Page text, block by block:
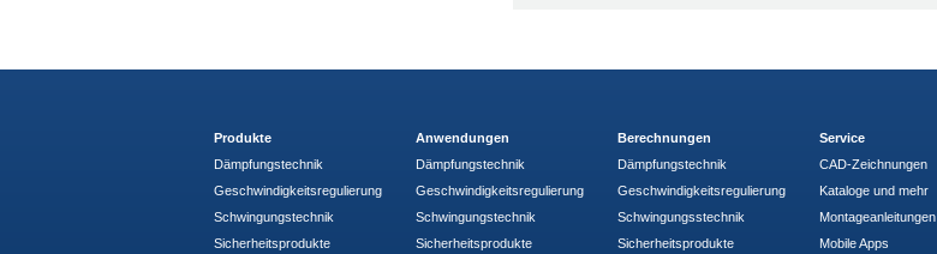
Produkte
Dämpfungstechnik
Geschwindigkeitsregulierung
Schwingungstechnik
Sicherheitsprodukte
Anwendungen
Dämpfungstechnik
Geschwindigkeitsregulierung
Schwingungstechnik
Sicherheitsprodukte
Berechnungen
Dämpfungstechnik
Geschwindigkeitsregulierung
Schwingungsstechnik
Sicherheitsprodukte
Service
CAD-Zeichnungen
Kataloge und mehr
Montageanleitungen
Mobile Apps